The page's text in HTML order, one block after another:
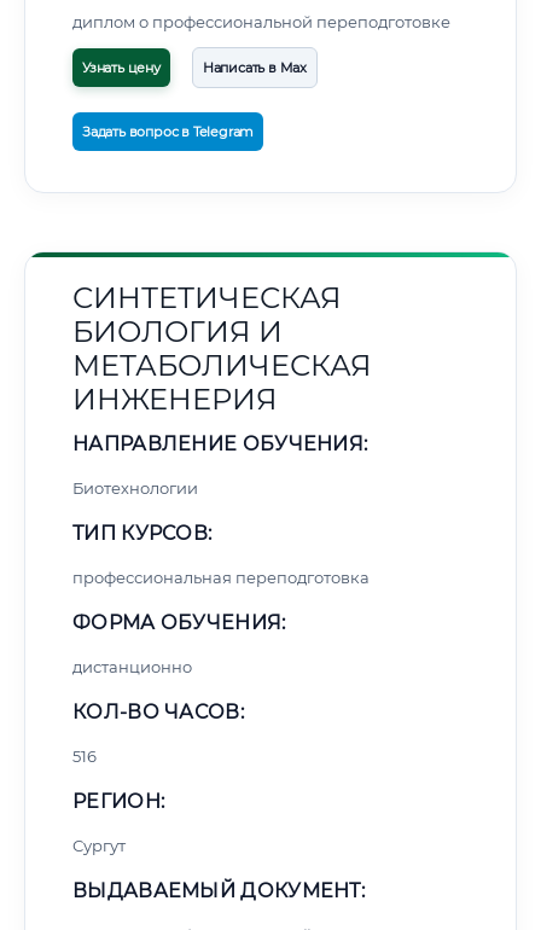
диплом о профессиональной переподготовке
Узнать цену Написать в Max
Задать вопрос в Telegram
СИНТЕТИЧЕСКАЯ
БИОЛОГИЯ И
МЕТАБОЛИЧЕСКАЯ
ИНЖЕНЕРИЯ
НАПРАВЛЕНИЕ ОБУЧЕНИЯ:
Биотехнологии
ТИП КУРСОВ:
профессиональная переподготовка
ФОРМА ОБУЧЕНИЯ:
дистанционно
КОЛ-ВО ЧАСОВ:
516
РЕГИОН:
Сургут
ВЫДАВАЕМЫЙ ДОКУМЕНТ: